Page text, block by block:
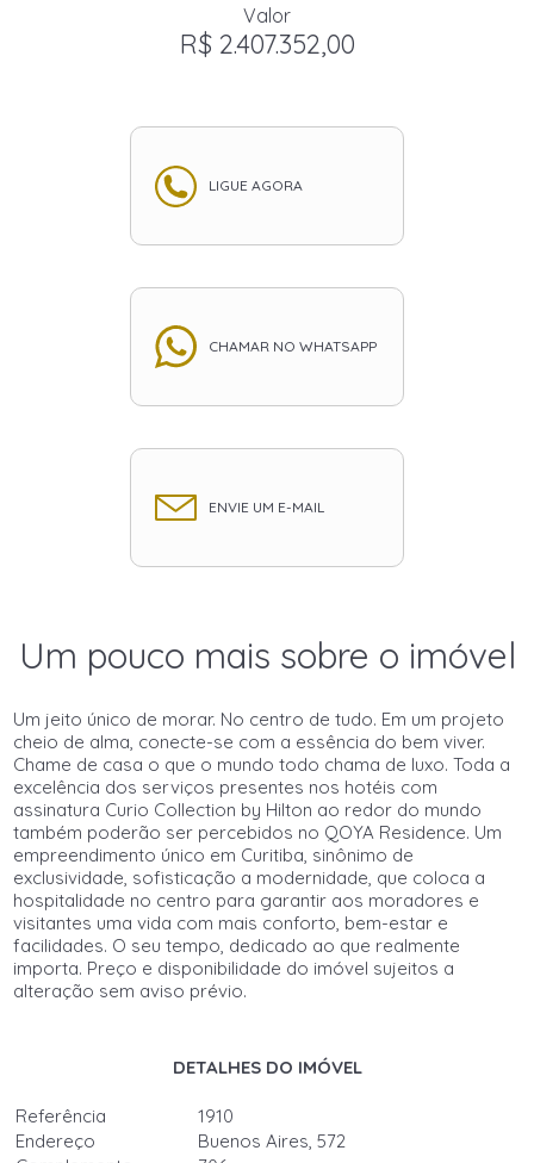
Valor
R$ 2.407.352,00
LIGUE AGORA
CHAMAR NO WHATSAPP
ENVIE UM E-MAIL
Um pouco mais sobre o imóvel
Um jeito único de morar. No centro de tudo. Em um projeto
cheio de alma, conecte-se com a essência do bem viver.
Chame de casa o que o mundo todo chama de luxo. Toda a
excelência dos serviços presentes nos hotéis com
assinatura Curio Collection by Hilton ao redor do mundo
também poderão ser percebidos no QOYA Residence. Um
empreendimento único em Curitiba, sinônimo de
exclusividade, sofisticação a modernidade, que coloca a
hospitalidade no centro para garantir aos moradores e
visitantes uma vida com mais conforto, bem-estar e
facilidades. O seu tempo, dedicado ao que realmente
importa. Preço e disponibilidade do imóvel sujeitos a
alteração sem aviso prévio.
DETALHES DO IMÓVEL
Referência
1910
Endereço
Buenos Aires, 572